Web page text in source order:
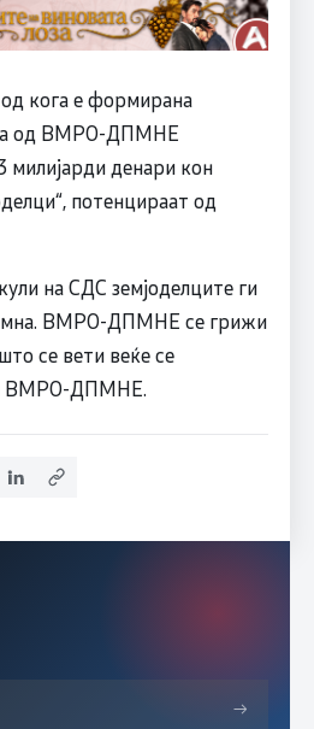
кога е формирана
од ВМРО-ДПМНЕ
милијарди денари кон
потенцираат од
на СДС земјоделците ги
ВМРО-ДПМНЕ се грижи
се вети веќе се
ВМРО-ДПМНЕ.
→